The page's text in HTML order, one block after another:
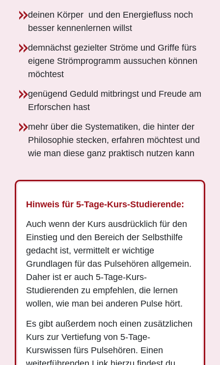
deinen Körper und den Energiefluss noch
besser kennenlernen willst
demnächst gezielter Ströme und Griffe fürs
eigene Strömprogramm aussuchen können
möchtest
genügend Geduld mitbringst und Freude am
Erforschen hast
mehr über die Systematiken, die hinter der
Philosophie stecken, erfahren möchtest und
wie man diese ganz praktisch nutzen kann
Hinweis für 5-Tage-Kurs-Studierende:
Auch wenn der Kurs ausdrücklich für den
Einstieg und den Bereich der Selbsthilfe
gedacht ist, vermittelt er wichtige
Grundlagen für das Pulsehören allgemein.
Daher ist er auch 5-Tage-Kurs-
Studierenden zu empfehlen, die lernen
wollen, wie man bei anderen Pulse hört.
Es gibt außerdem noch einen zusätzlichen
Kurs zur Vertiefung von 5-Tage-
Kurswissen fürs Pulsehören. Einen